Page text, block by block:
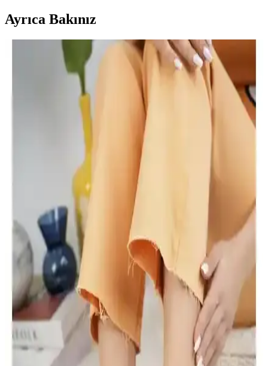
Ayrıca Bakınız
Yuppy Club Kadın Kapitone Çanta: Şık ve
Kullanışlı Günlük Çanta Seçenekleri
Yuppy Club'un kadın kapitone çantası, şık tasarımı, su itici özelliği
ve düzenleyici fermuarlı bölmeleriyle günlük kullanım için ideal,
hafif ve pratik bir seçenektir.
Eşiniz İçin En Uygun Çanta ve Ayakkabı Hediye
Seçenekleri Rehberi
Kadınlar için uygun çanta ve ayakkabı hediye seçenekleri, tarz ve
kullanım amaçlarına göre seçim yapmanızı sağlar. Uzun ömürlü ve
şık ürünlerle sevdiğinize değer gösterin.
Camaiore Mini Siyah Süet Yarım Bot Kadınlar İçin
Şık ve Konforlu Kış Ayakkabısı
Camaiore Mini Siyah Süet Yarım Bot, şık tasarımı ve konforu ile
soğuk havalarda ideal. El işçiliği, suya dayanıklı yüzeyi ve ortopedik
tabanıyla günlük kullanım için mükemmel bir seçenek.
Daxtors D079 Günlük Kadın Terlikleri Konfor ve
Şıklığı Bir Arada Sunar
Daxtors D079 kadın terlikleri, hafif ve nefes alabilir yapısıyla gün
boyu konfor sağlar, şık tasarımıyla da dikkat çeker. Kolay
temizlenebilir ve güvenli uyum sunar.